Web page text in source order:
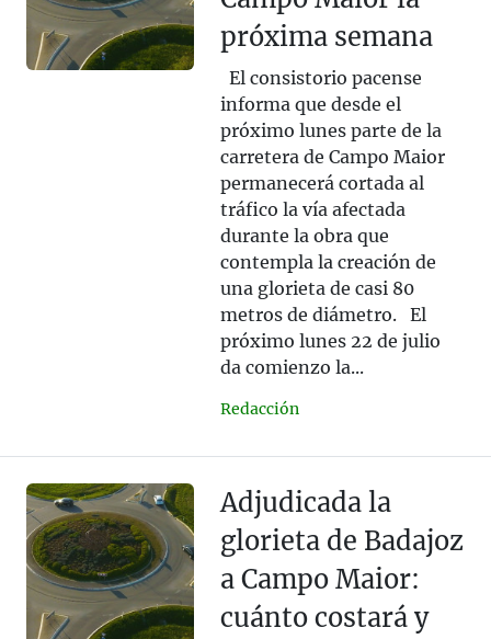
próxima semana
El consistorio pacense
informa que desde el
próximo lunes parte de la
carretera de Campo Maior
permanecerá cortada al
tráfico la vía afectada
durante la obra que
contempla la creación de
una glorieta de casi 80
metros de diámetro. El
próximo lunes 22 de julio
da comienzo la...
Redacción
Adjudicada la
glorieta de Badajoz
a Campo Maior:
cuánto costará y